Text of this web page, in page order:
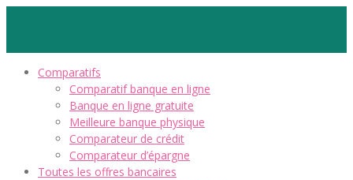
Comparatifs
Comparatif banque en ligne
Banque en ligne gratuite
Meilleure banque physique
Comparateur de crédit
Comparateur d’épargne
Toutes les offres bancaires